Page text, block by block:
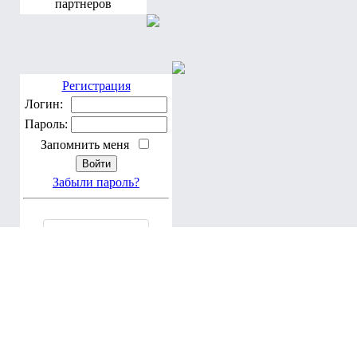
партнеров
Регистрация
Логин:
Пароль:
Запомнить меня
Забыли пароль?